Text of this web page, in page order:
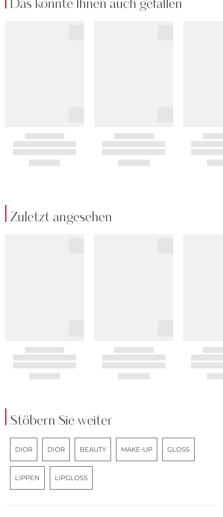
Das könnte Ihnen auch gefallen
Zuletzt angesehen
Stöbern Sie weiter
DIOR DIOR BEAUTY MAKE-UP GLOSS
LIPPEN LIPGLOSS